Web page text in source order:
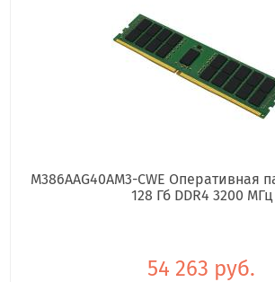
M386AAG40AM3-CWE Оперативная
128 Гб DDR4 3200 МГц
54 263 руб.